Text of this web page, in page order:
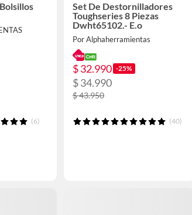
(6)
Set De Destornilladores
Toughseries 8 Piezas
Dwht65102.- E.o
Por Alphaherramientas
$ 32.990 -25%
$ 34.990
$ 43.950
(40)